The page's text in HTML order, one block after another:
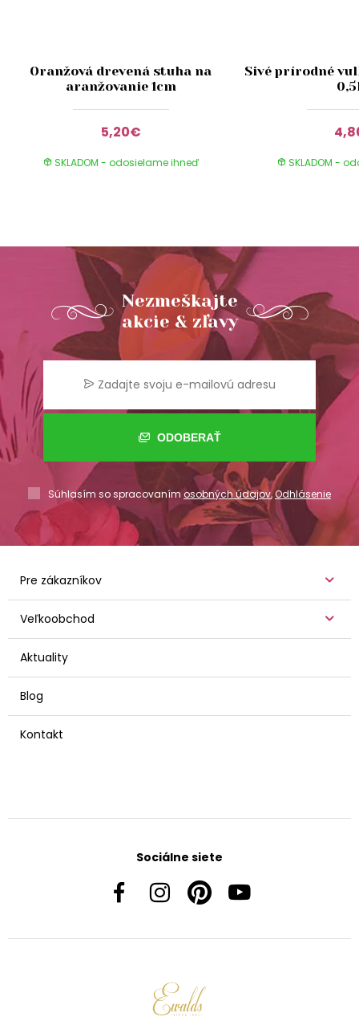
Oranžová drevená stuha na
aranžovanie 1cm
5,20€
SKLADOM - odosielame ihneď
Sivé prírodné
SKLADOM -
Nezmeškajte
akcie & zľavy
ODOBERAŤ
Súhlasím so spracovaním osobných údajov,Odhlásenie
Pre zákazníkov
Veľkoobchod
Aktuality
Blog
Kontakt
Sociálne siete